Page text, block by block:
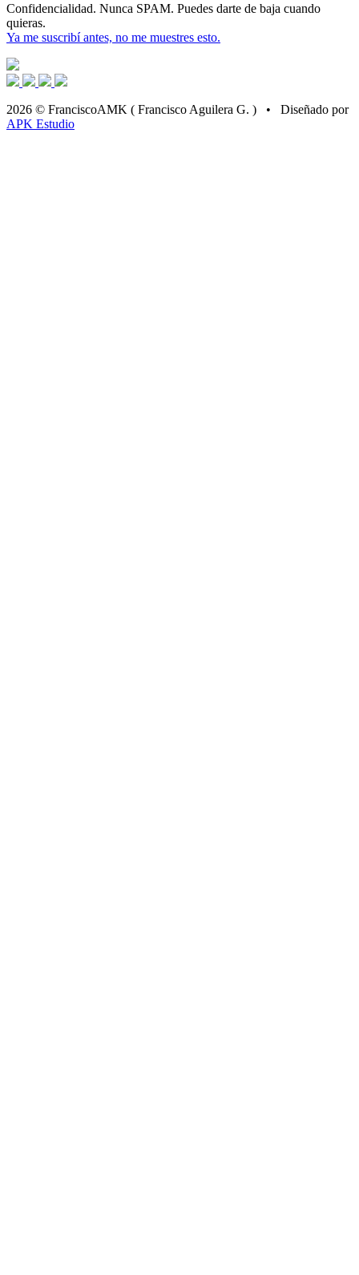
Confidencialidad. Nunca SPAM. Puedes darte de baja cuando
quieras.
Ya me suscribí antes, no me muestres esto.
2026 © FranciscoAMK ( Francisco Aguilera G. ) • Diseñado por
APK Estudio